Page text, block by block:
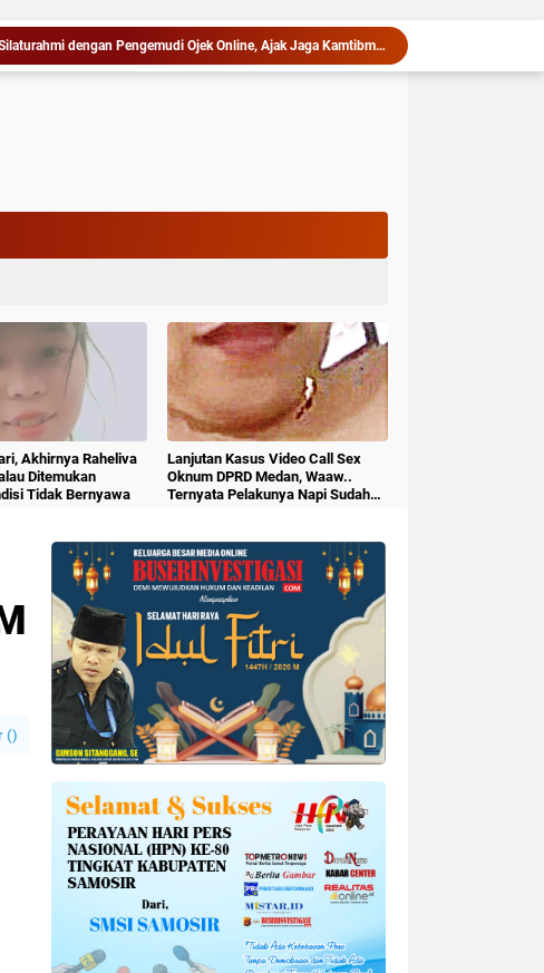
Kapolres Langkat Silaturahmi dengan Pengemudi Ojek Online, Ajak Jaga Kamtibmas Jelang HUT RI
Rakor Bersama Pemda Se-NTT, Menteri Nusron Minta Dukungan Kepala Daerah Wujudkan Transformasi Layanan Pertanahan
Akhirnya Raheliva
Ditemukan
Tidak Bernyawa
Lanjutan Kasus Video Call Sex
Oknum DPRD Medan, Waaw..
Ternyata Pelakunya Napi Sudah
()